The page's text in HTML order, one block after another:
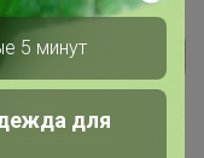
Реклама
5 минут
для